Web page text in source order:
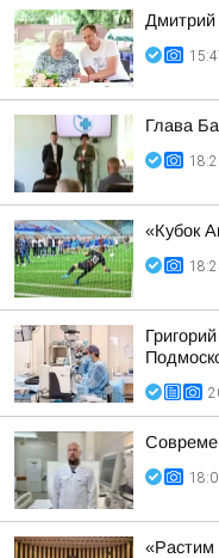
Дмитрий
Глава
«Кубок
«Растим